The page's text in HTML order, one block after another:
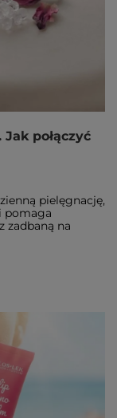
Jak połączyć
pielęgnację,
pomaga
zadbaną na